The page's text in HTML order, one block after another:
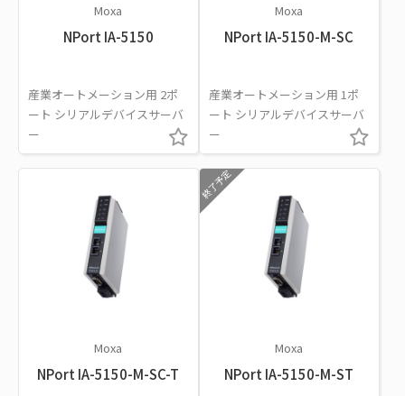
Moxa
NPort IA-5150
産業オートメーション用 2ポ
ート シリアルデバイスサーバ
ー
Moxa
NPort IA-5150-M-SC
産業オートメーション用 1ポ
ート シリアルデバイスサーバ
ー
Moxa
NPort IA-5150-M-SC-T
終了予定
Moxa
NPort IA-5150-M-ST